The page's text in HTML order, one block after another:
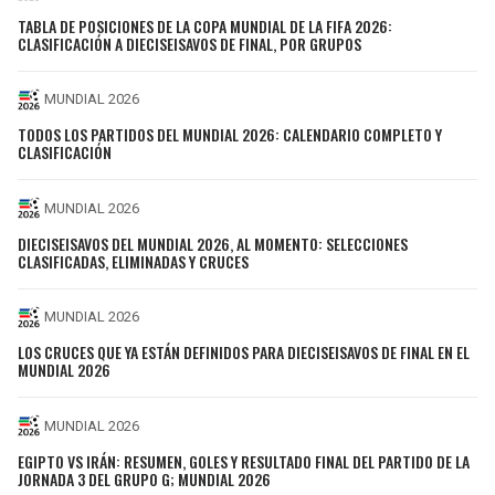
TABLA DE POSICIONES DE LA COPA MUNDIAL DE LA FIFA 2026:
CLASIFICACIÓN A DIECISEISAVOS DE FINAL, POR GRUPOS
MUNDIAL 2026
TODOS LOS PARTIDOS DEL MUNDIAL 2026: CALENDARIO COMPLETO Y
CLASIFICACIÓN
MUNDIAL 2026
DIECISEISAVOS DEL MUNDIAL 2026, AL MOMENTO: SELECCIONES
CLASIFICADAS, ELIMINADAS Y CRUCES
MUNDIAL 2026
LOS CRUCES QUE YA ESTÁN DEFINIDOS PARA DIECISEISAVOS DE FINAL EN EL
MUNDIAL 2026
MUNDIAL 2026
EGIPTO VS IRÁN: RESUMEN, GOLES Y RESULTADO FINAL DEL PARTIDO DE LA
JORNADA 3 DEL GRUPO G; MUNDIAL 2026